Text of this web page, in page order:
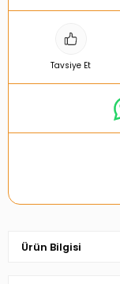
Tavsiye Et
Ürün Bilgisi